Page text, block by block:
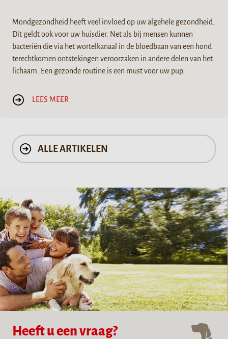
Mondgezondheid heeft veel invloed op uw algehele gezondheid.
Dit geldt ook voor uw huisdier. Net als bij mensen kunnen
bacteriën die via het wortelkanaal in de bloedbaan van een hond
terechtkomen ontstekingen veroorzaken in andere delen van het
lichaam. Een gezonde routine is een must voor uw pup.
LEES MEER
ALLE ARTIKELEN
Heeft u een vraag?